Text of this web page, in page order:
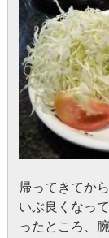
帰ってきてか
いぶ良くなっ
ったところ、